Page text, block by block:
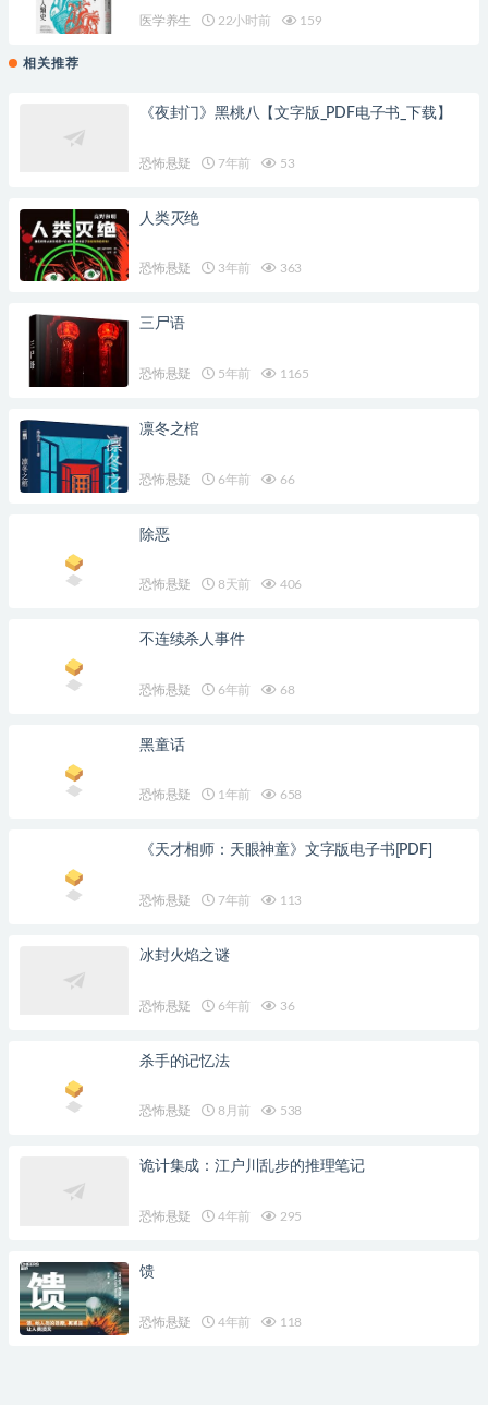
医学养生 22小时前 159
相关推荐
《夜封门》黑桃八【文字版_PDF电子书_下载】
恐怖悬疑 7年前 53
人类灭绝
恐怖悬疑 3年前 363
三尸语
恐怖悬疑 5年前 1165
凛冬之棺
恐怖悬疑 6年前 66
除恶
恐怖悬疑 8天前 406
不连续杀人事件
恐怖悬疑 6年前 68
黑童话
恐怖悬疑 1年前 658
《天才相师：天眼神童》文字版电子书[PDF]
恐怖悬疑 7年前 113
冰封火焰之谜
恐怖悬疑 6年前 36
杀手的记忆法
恐怖悬疑 8月前 538
诡计集成：江户川乱步的推理笔记
恐怖悬疑 4年前 295
馈
恐怖悬疑 4年前 118